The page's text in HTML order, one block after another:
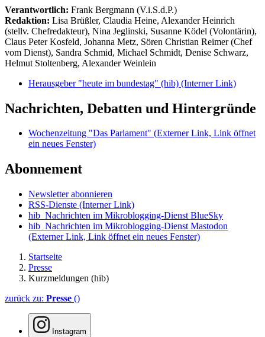
Verantwortlich: Frank Bergmann (V.i.S.d.P.)
Redaktion: Lisa Brüßler, Claudia Heine, Alexander Heinrich
(stellv. Chefredakteur), Nina Jeglinski, Susanne Ködel (Volontärin),
Claus Peter Kosfeld, Johanna Metz, Sören Christian Reimer (Chef
vom Dienst), Sandra Schmid, Michael Schmidt, Denise Schwarz,
Helmut Stoltenberg, Alexander Weinlein
Herausgeber "heute im bundestag" (hib) (Interner Link)
Nachrichten, Debatten und Hintergründe
Wochenzeitung "Das Parlament" (Externer Link, Link öffnet
ein neues Fenster)
Abonnement
Newsletter abonnieren
RSS-Dienste (Interner Link)
hib_Nachrichten im Mikroblogging-Dienst BlueSky
hib_Nachrichten im Mikroblogging-Dienst Mastodon
(Externer Link, Link öffnet ein neues Fenster)
Startseite
Presse
Kurzmeldungen (hib)
zurück zu: Presse ()
Instagram